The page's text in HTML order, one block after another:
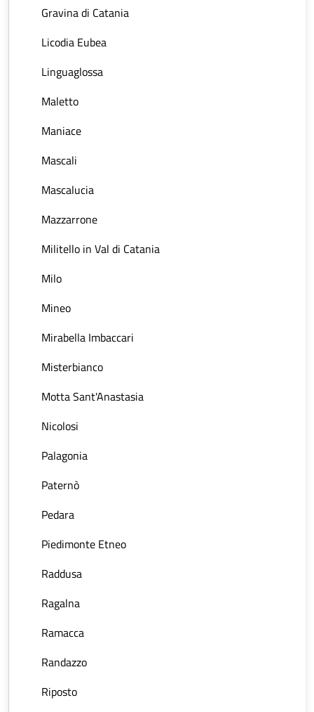
Gravina di Catania
Licodia Eubea
Linguaglossa
Maletto
Maniace
Mascali
Mascalucia
Mazzarrone
Militello in Val di Catania
Milo
Mineo
Mirabella Imbaccari
Misterbianco
Motta Sant'Anastasia
Nicolosi
Palagonia
Paternò
Pedara
Piedimonte Etneo
Raddusa
Ragalna
Ramacca
Randazzo
Riposto